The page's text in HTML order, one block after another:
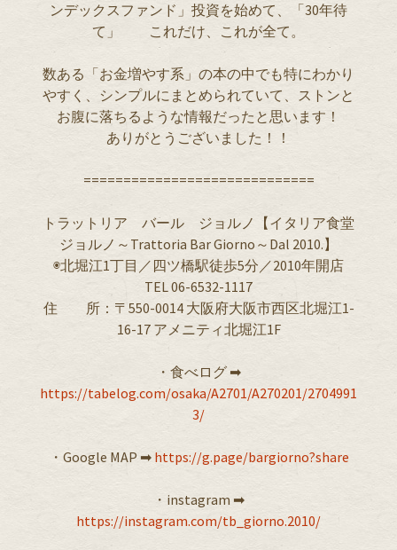
ンデックスファンド」投資を始めて、「30年待
て」 これだけ、これが全て。
数ある「お金増やす系」の本の中でも特にわかり
やすく、シンプルにまとめられていて、ストンと
お腹に落ちるような情報だったと思います！
ありがとうございました！！
=============================
トラットリア バール ジョルノ【イタリア食堂
ジョルノ～Trattoria Bar Giorno～Dal 2010.】
◉北堀江1丁目／四ツ橋駅徒歩5分／2010年開店
TEL 06-6532-1117
住 所：〒550-0014 大阪府大阪市西区北堀江1-
16-17 アメニティ北堀江1F
・食べログ ➡︎
https://tabelog.com/osaka/A2701/A270201/2704991
3/
・Google MAP ➡︎ https://g.page/bargiorno?share
・instagram ➡︎
https://instagram.com/tb_giorno.2010/